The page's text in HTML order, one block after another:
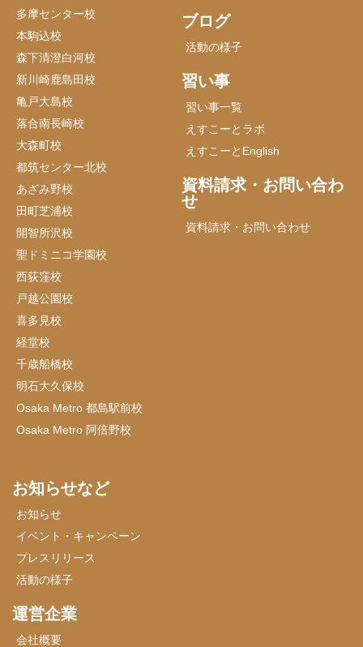
多摩センター校
本駒込校
森下清澄白河校
新川崎鹿島田校
亀戸大島校
落合南長崎校
大森町校
都筑センター北校
あざみ野校
田町芝浦校
開智所沢校
聖ドミニコ学園校
西荻窪校
戸越公園校
喜多見校
経堂校
千歳船橋校
明石大久保校
Osaka Metro 都島駅前校
Osaka Metro 阿倍野校
ブログ
活動の様子
習い事
習い事一覧
えすこーとラボ
えすこーとEnglish
資料請求・お問い合わ
せ
資料請求・お問い合わせ
お知らせなど
お知らせ
イベント・キャンペーン
プレスリリース
活動の様子
運営企業
会社概要